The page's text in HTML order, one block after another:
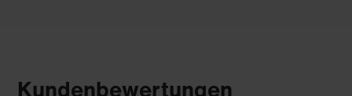
Kundenbewertungen